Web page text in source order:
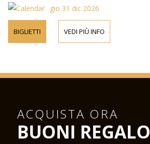
gio 31 dic 2026
BIGLIETTI VEDI PIÙ INFO
ACQUISTA ORA
BUONI REGALO